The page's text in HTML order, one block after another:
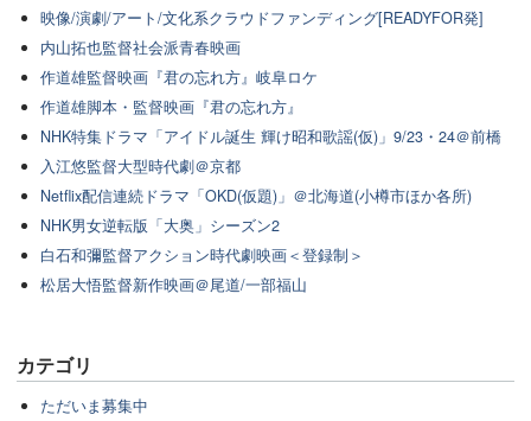
映像/演劇/アート/文化系クラウドファンディング[READYFOR発]
内山拓也監督社会派青春映画
作道雄監督映画『君の忘れ方』岐阜ロケ
作道雄脚本・監督映画『君の忘れ方』
NHK特集ドラマ「アイドル誕生 輝け昭和歌謡(仮)」9/23・24＠前橋
入江悠監督大型時代劇＠京都
Netflix配信連続ドラマ「OKD(仮題)」＠北海道(小樽市ほか各所)
NHK男女逆転版「大奥」シーズン2
白石和彌監督アクション時代劇映画＜登録制＞
松居大悟監督新作映画＠尾道/一部福山
カテゴリ
ただいま募集中